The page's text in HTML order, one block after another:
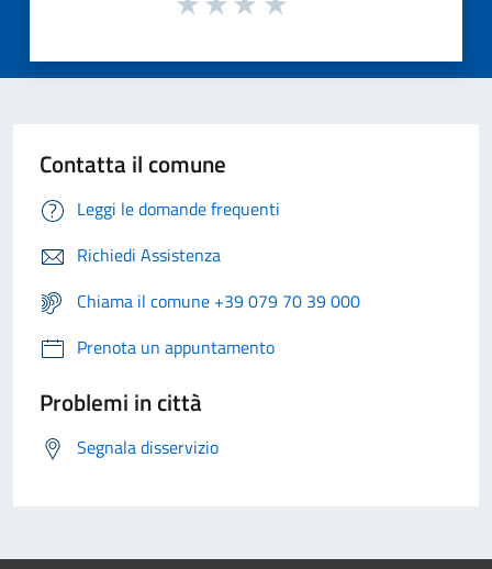
Contatta il comune
Leggi le domande frequenti
Richiedi Assistenza
Chiama il comune +39 079 70 39 000
Prenota un appuntamento
Problemi in città
Segnala disservizio